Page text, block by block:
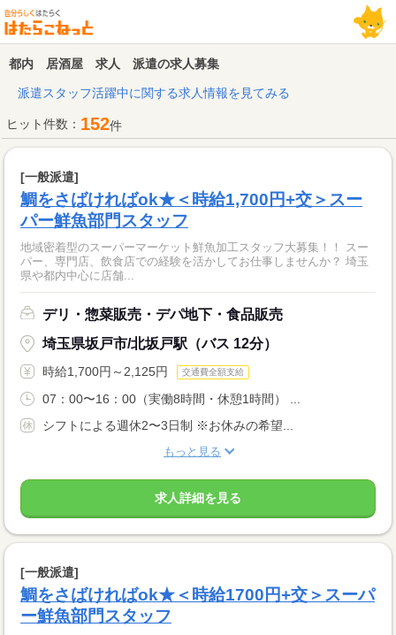
都内 居酒屋 求人 派遣の求人募集
派遣スタッフ活躍中に関する求人情報を見てみる
ヒット件数： 152件
[一般派遣]
鯛をさばければok★＜時給1,700円+交＞スー
パー鮮魚部門スタッフ
地域密着型のスーパーマーケット鮮魚加工スタッフ大募集！！ スー
パー、専門店、飲食店での経験を活かしてお仕事しませんか？ 埼玉
県や都内中心に店舗...
デリ・惣菜販売・デパ地下・食品販売
埼玉県坂戸市/北坂戸駅（バス 12分）
時給1,700円～2,125円 交通費全額支給
07：00〜16：00（実働8時間・休憩1時間） ...
シフトによる週休2〜3日制 ※お休みの希望...
もっと見る
求人詳細を見る
[一般派遣]
鯛をさばければok★＜時給1700円+交＞スーパ
ー鮮魚部門スタッフ